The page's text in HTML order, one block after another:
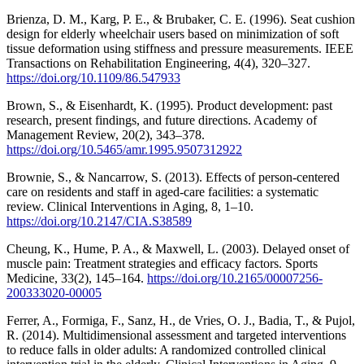
Brienza, D. M., Karg, P. E., & Brubaker, C. E. (1996). Seat cushion
design for elderly wheelchair users based on minimization of soft
tissue deformation using stiffness and pressure measurements. IEEE
Transactions on Rehabilitation Engineering, 4(4), 320–327.
https://doi.org/10.1109/86.547933
Brown, S., & Eisenhardt, K. (1995). Product development: past
research, present findings, and future directions. Academy of
Management Review, 20(2), 343–378.
https://doi.org/10.5465/amr.1995.9507312922
Brownie, S., & Nancarrow, S. (2013). Effects of person-centered
care on residents and staff in aged-care facilities: a systematic
review. Clinical Interventions in Aging, 8, 1–10.
https://doi.org/10.2147/CIA.S38589
Cheung, K., Hume, P. A., & Maxwell, L. (2003). Delayed onset of
muscle pain: Treatment strategies and efficacy factors. Sports
Medicine, 33(2), 145–164. https://doi.org/10.2165/00007256-
200333020-00005
Ferrer, A., Formiga, F., Sanz, H., de Vries, O. J., Badia, T., & Pujol,
R. (2014). Multidimensional assessment and targeted interventions
to reduce falls in older adults: A randomized controlled clinical